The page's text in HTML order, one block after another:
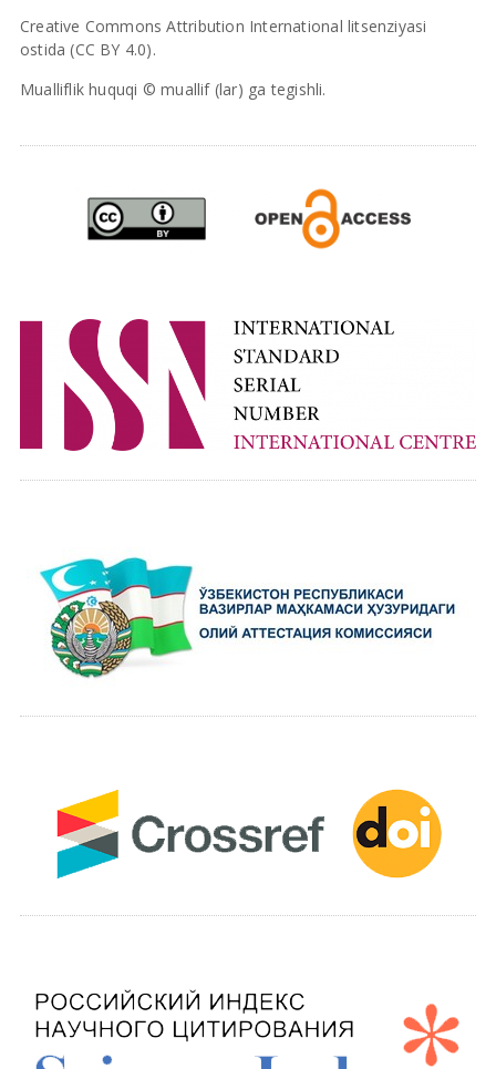
Creative Commons Attribution International litsenziyasi
ostida (CC BY 4.0).
Mualliflik huquqi © muallif (lar) ga tegishli.